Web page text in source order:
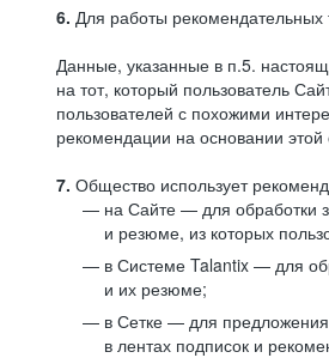
6. Для работы рекомендательных
Данные, указанные в п.5.
на тот, который пользователь
пользователей с похожими
рекомендации на основании этой
7. Общество использует
на Сайте — для обработки
и резюме, из которых
в Системе Talantix — для
и их резюме;
в Сетке — для
в лентах подписок и